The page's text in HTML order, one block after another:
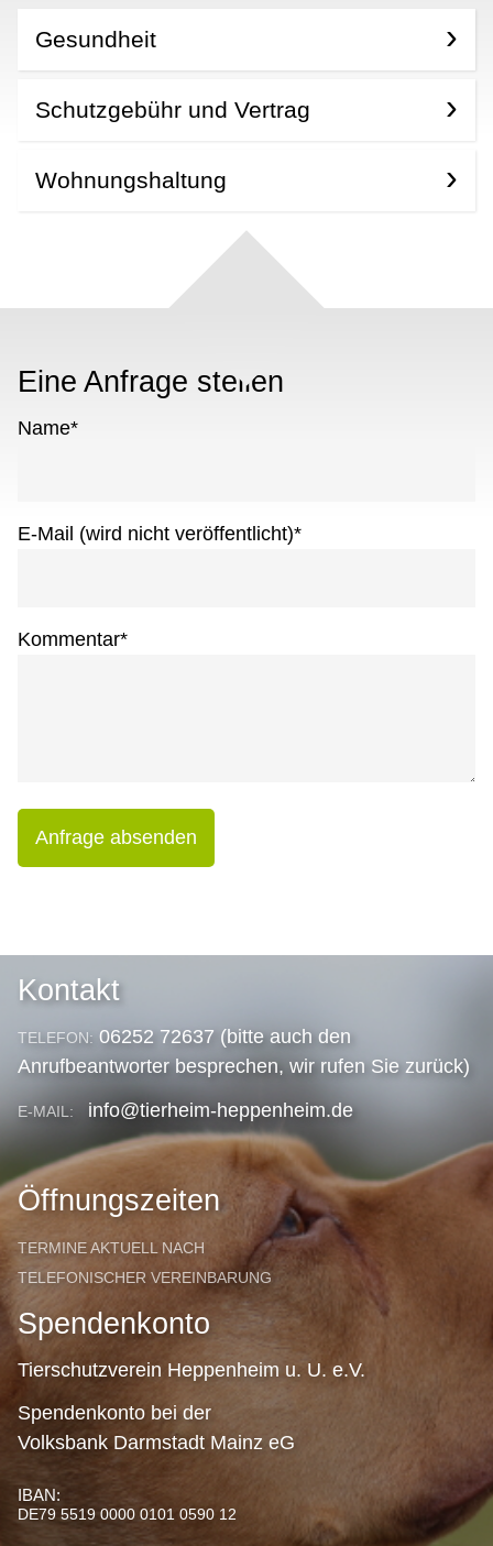
Gesundheit
Schutzgebühr und Vertrag
Wohnungshaltung
Eine Anfrage stellen
Name*
E-Mail (wird nicht veröffentlicht)*
Kommentar*
Anfrage absenden
Kontakt
TELEFON: 06252 72637 (bitte auch den
Anrufbeantworter besprechen, wir rufen Sie zurück)
E-MAIL: info@tierheim-heppenheim.de
Öffnungszeiten
TERMINE AKTUELL NACH
TELEFONISCHER VEREINBARUNG
Spendenkonto
Tierschutzverein Heppenheim u. U. e.V.
Spendenkonto bei der
Volksbank Darmstadt Mainz eG
IBAN:
DE79 5519 0000 0101 0590 12